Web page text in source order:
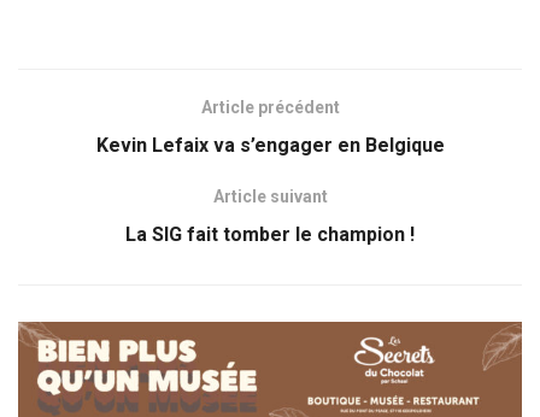
Article précédent
Kevin Lefaix va s’engager en Belgique
Article suivant
La SIG fait tomber le champion !